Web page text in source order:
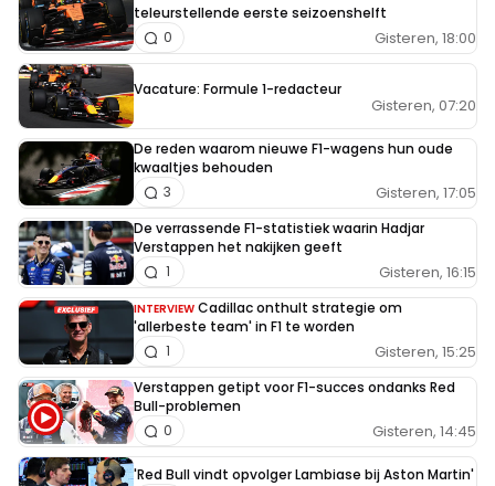
teleurstellende eerste seizoenshelft
Gisteren, 18:00
0
Vacature: Formule 1-redacteur
Gisteren, 07:20
De reden waarom nieuwe F1-wagens hun oude
kwaaltjes behouden
Gisteren, 17:05
3
De verrassende F1-statistiek waarin Hadjar
Verstappen het nakijken geeft
Gisteren, 16:15
1
INTERVIEW Cadillac onthult strategie om
'allerbeste team' in F1 te worden
Gisteren, 15:25
1
Verstappen getipt voor F1-succes ondanks Red
Bull-problemen
Gisteren, 14:45
0
'Red Bull vindt opvolger Lambiase bij Aston Martin'